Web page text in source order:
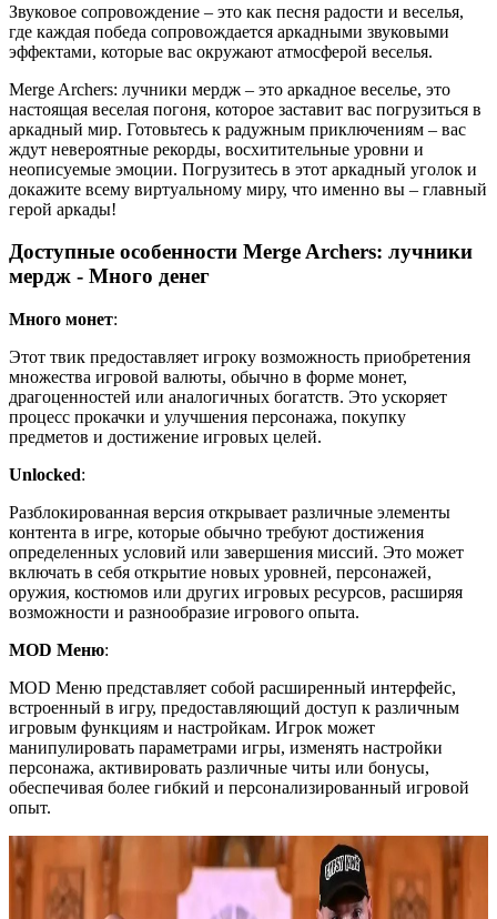
Звуковое сопровождение – это как песня радости и веселья,
где каждая победа сопровождается аркадными звуковыми
эффектами, которые вас окружают атмосферой веселья.
Merge Archers: лучники мердж – это аркадное веселье, это
настоящая веселая погоня, которое заставит вас погрузиться в
аркадный мир. Готовьтесь к радужным приключениям – вас
ждут невероятные рекорды, восхитительные уровни и
неописуемые эмоции. Погрузитесь в этот аркадный уголок и
докажите всему виртуальному миру, что именно вы – главный
герой аркады!
Доступные особенности Merge Archers: лучники
мердж - Много денег
Много монет:
Этот твик предоставляет игроку возможность приобретения
множества игровой валюты, обычно в форме монет,
драгоценностей или аналогичных богатств. Это ускоряет
процесс прокачки и улучшения персонажа, покупку
предметов и достижение игровых целей.
Unlocked:
Разблокированная версия открывает различные элементы
контента в игре, которые обычно требуют достижения
определенных условий или завершения миссий. Это может
включать в себя открытие новых уровней, персонажей,
оружия, костюмов или других игровых ресурсов, расширяя
возможности и разнообразие игрового опыта.
MOD Меню:
MOD Меню представляет собой расширенный интерфейс,
встроенный в игру, предоставляющий доступ к различным
игровым функциям и настройкам. Игрок может
манипулировать параметрами игры, изменять настройки
персонажа, активировать различные читы или бонусы,
обеспечивая более гибкий и персонализированный игровой
опыт.